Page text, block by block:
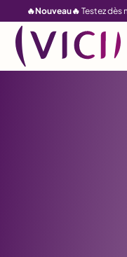
🔥Nouveau🔥 Testez dès